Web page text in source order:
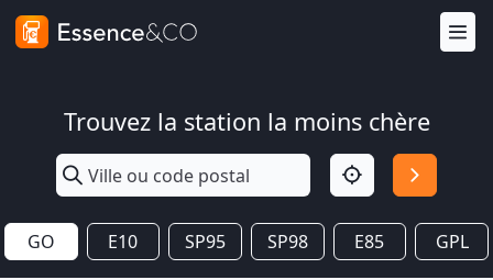
Trouvez la station la moins chère
GO E10 SP95 SP98 E85 GPL